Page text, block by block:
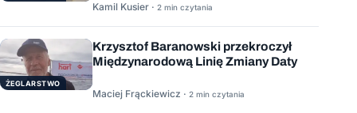
Kamil Kusier · 2 min czytania
ŻEGLARSTWO
Krzysztof Baranowski przekroczył
Międzynarodową Linię Zmiany Daty
Maciej Frąckiewicz · 2 min czytania